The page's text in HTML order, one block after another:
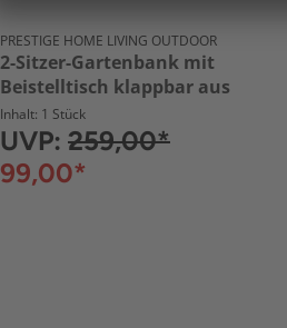
PRESTIGE HOME LIVING OUTDOOR
2-Sitzer-Gartenbank mit
Beistelltisch klappbar aus
Akazienholz, ca. 163 x 63 x 91 cm -
Braun
Inhalt: 1 Stück
UVP: 259,00*
99,00*